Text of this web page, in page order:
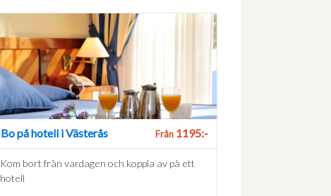
Bo på hotell i Västerås Från1195:-
Kom bort från vardagen och koppla av på ett
hotell